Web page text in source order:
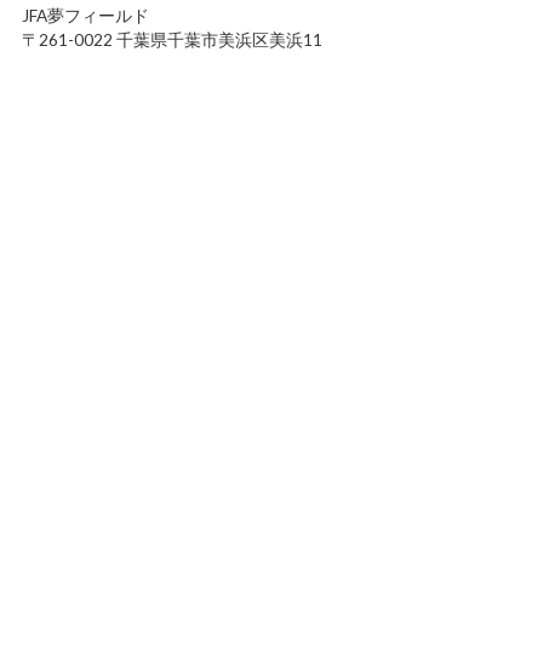
JFA夢フィールド
〒261-0022 千葉県千葉市美浜区美浜11